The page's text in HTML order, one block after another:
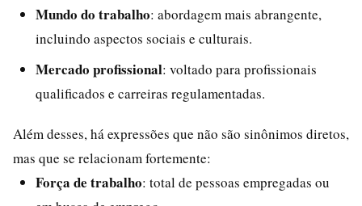
Mundo do trabalho: abordagem mais abrangente,
incluindo aspectos sociais e culturais.
Mercado profissional: voltado para profissionais
qualificados e carreiras regulamentadas.
Além desses, há expressões que não são sinônimos diretos,
mas que se relacionam fortemente:
Força de trabalho: total de pessoas empregadas ou